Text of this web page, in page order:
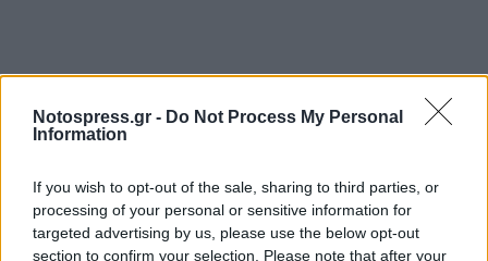
Notospress.gr - Do Not Process My Personal
Information
If you wish to opt-out of the sale, sharing to third parties, or
processing of your personal or sensitive information for
targeted advertising by us, please use the below opt-out
section to confirm your selection. Please note that after your